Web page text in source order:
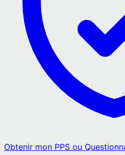
Obtenir mon PPS ou